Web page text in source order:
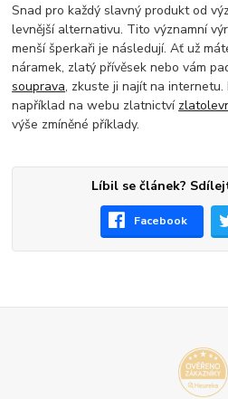
Snad pro každý slavný produkt od
levnější alternativu. Tito významní
menší šperkaři je následují. Ať už
náramek, zlatý přívěsek nebo vám
souprava, zkuste ji najít na
například na webu zlatnictví
výše zmíněné příklady.
Líbil se článek?
Facebook